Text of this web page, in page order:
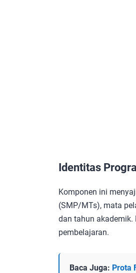
Identitas
Komponen ini
(SMP/MTs), mata
dan tahun
pembelajaran.
Baca Juga: Prota